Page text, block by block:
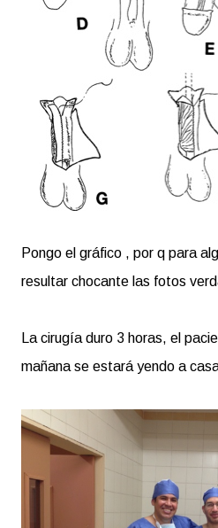
Pongo el gráfico , por q para
resultar chocante las fotos
La cirugía duro 3 horas, el
mañana se estará yendo a